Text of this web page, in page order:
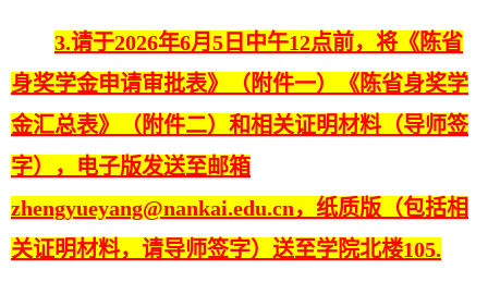
3.请于2026年6月5日中午12点前，将《陈省
身奖学金申请审批表》（附件一）《陈省身奖学
金汇总表》（附件二）和相关证明材料（导师签
字），电子版发送至邮箱
zhengyueyang@nankai.edu.cn，纸质版（包括相
关证明材料，请导师签字）送至学院北楼105.